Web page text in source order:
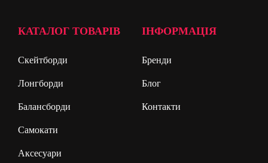
КАТАЛОГ ТОВАРІВ
Скейтборди
Лонгборди
Балансборди
Самокати
Аксесуари
ІНФОРМАЦІЯ
Бренди
Блог
Контакти